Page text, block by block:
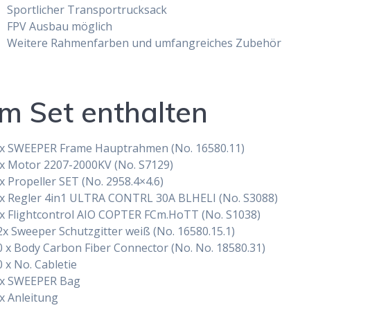
Sportlicher Transportrucksack
FPV Ausbau möglich
Weitere Rahmenfarben und umfangreiches Zubehör
Set enthalten
SWEEPER Frame Hauptrahmen (No. 16580.11)
Motor 2207-2000KV (No. S7129)
Propeller SET (No. 2958.4×4.6)
Regler 4in1 ULTRA CONTRL 30A BLHELI (No. S3088)
Flightcontrol AIO COPTER FCm.HoTT (No. S1038)
Sweeper Schutzgitter weiß (No. 16580.15.1)
x Body Carbon Fiber Connector (No. No. 18580.31)
x No. Cabletie
SWEEPER Bag
Anleitung